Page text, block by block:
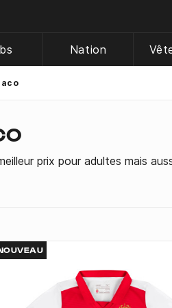
Nation
prix pour adultes mais